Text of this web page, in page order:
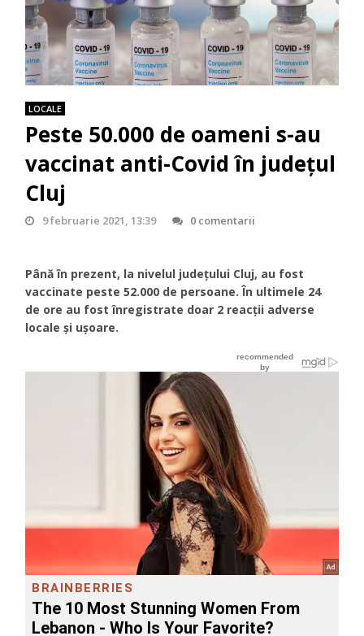
LOCALE
Peste 50.000 de oameni s-au
vaccinat anti-Covid în județul
Cluj
9 februarie 2021, 13:39 0 comentarii
Până în prezent, la nivelul județului Cluj, au fost
vaccinate peste 52.000 de persoane. În ultimele 24
de ore au fost înregistrate doar 2 reacții adverse
locale și ușoare.